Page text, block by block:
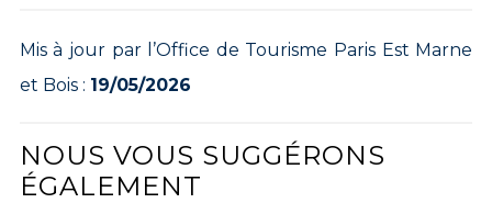
Mis à jour par l’Office de Tourisme Paris Est Marne
et Bois : 19/05/2026
NOUS VOUS SUGGÉRONS
ÉGALEMENT